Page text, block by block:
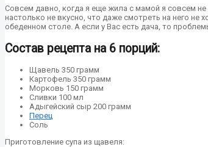
Совсем давно, когда я еще жила с мамой я совсем
настолько не вкусно, что даже смотреть на него
обеденном столе. А если у Вас есть дача, то
Состав рецепта на 6 порций:
Щавель 350 грамм
Картофель 350 грамм
Морковь 150 грамм
Сливки 100 мл
Адыгейский сыр 200 грамм
Перец
Соль
Приготовление супа из щавеля: